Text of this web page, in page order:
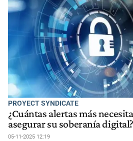
PROYECT SYNDICATE
¿Cuántas alertas más
asegurar su soberanía digital?
05-11-2025 12:19